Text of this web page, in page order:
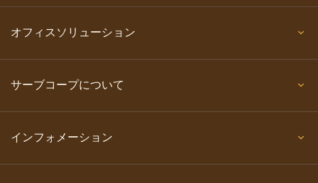
オフィスソリューション
サーブコープについて
インフォメーション